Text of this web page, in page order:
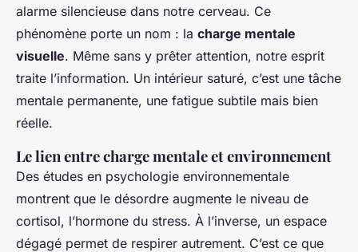
alarme silencieuse dans notre cerveau. Ce
phénomène porte un nom : la charge mentale
visuelle. Même sans y prêter attention, notre esprit
traite l’information. Un intérieur saturé, c’est une tâche
mentale permanente, une fatigue subtile mais bien
réelle.
Le lien entre charge mentale et environnement
Des études en psychologie environnementale
montrent que le désordre augmente le niveau de
cortisol, l’hormone du stress. À l’inverse, un espace
dégagé permet de respirer autrement. C’est ce que